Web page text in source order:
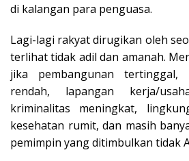
di kalangan para penguasa.
Lagi-lagi rakyat dirugikan oleh
terlihat tidak adil dan amanah.
jika pembangunan tertinggal,
rendah, lapangan kerja/
kriminalitas meningkat,
kesehatan rumit, dan masih
pemimpin yang ditimbulkan tidak